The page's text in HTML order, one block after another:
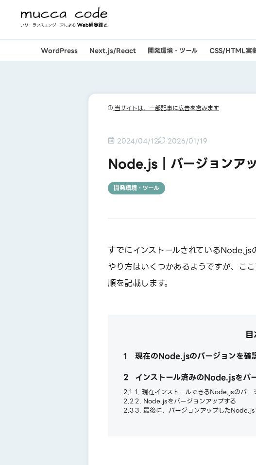
WordPress Next.js/React 開発環境・ツール CSS/HTML実
当サイトは、一部記事に広告を含みます
2024/04/12 2026/01/19
Node.js｜バージョンア
開発環境・ツール
すでにインストールされているNode.js
やり方はいくつかあるようですが、こ
順を記載します。
1
現在のNode.jsのバージョンを確
2 インストール済みのNode.jsをバ
2.1 1. 現在インストールできるNode.jsのバー
2.22. Node.jsをバージョンアップする
2.33. 最後に、バージョンアップした